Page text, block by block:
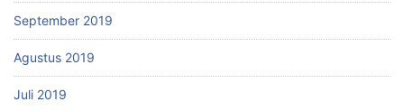
September 2019
Agustus 2019
Juli 2019